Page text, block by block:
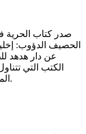
صدر كتاب الحرية
الحصيف الدؤوب:
الكتب التي
المعاصر، وأشدها إثارة للجدل، وهو مفهوم الحرية.